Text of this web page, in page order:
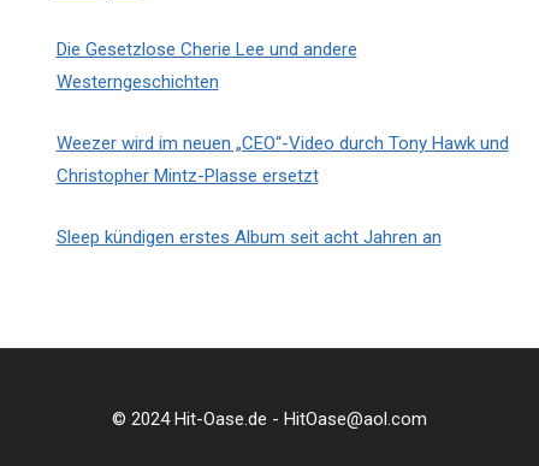
Die Gesetzlose Cherie Lee und andere
Westerngeschichten
Weezer wird im neuen „CEO“-Video durch Tony Hawk und
Christopher Mintz-Plasse ersetzt
Sleep kündigen erstes Album seit acht Jahren an
© 2024 Hit-Oase.de - HitOase@aol.com